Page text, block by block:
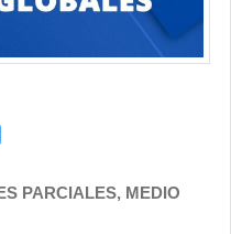
PARCIALES, MEDIO